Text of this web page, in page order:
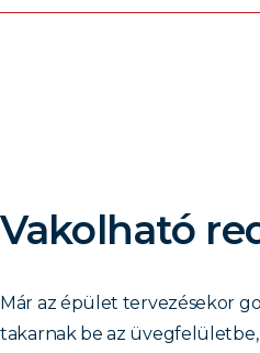
Vakolható
Már az épület tervezésekor
takarnak be az